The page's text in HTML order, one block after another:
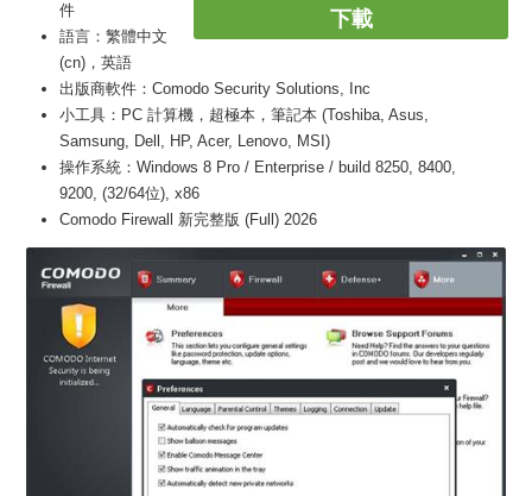
下載
件
語言：繁體中文
(cn)，英語
出版商軟件：Comodo Security Solutions, Inc
小工具：PC 計算機，超極本，筆記本 (Toshiba, Asus,
Samsung, Dell, HP, Acer, Lenovo, MSI)
操作系統：Windows 8 Pro / Enterprise / build 8250, 8400,
9200, (32/64位), x86
Comodo Firewall 新完整版 (Full) 2026